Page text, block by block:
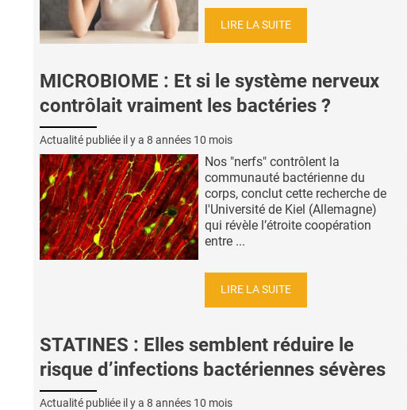
LIRE LA SUITE
MICROBIOME : Et si le système nerveux
contrôlait vraiment les bactéries ?
Actualité publiée il y a 8 années 10 mois
Nos "nerfs" contrôlent la
communauté bactérienne du
corps, conclut cette recherche de
l'Université de Kiel (Allemagne)
qui révèle l’étroite coopération
entre ...
LIRE LA SUITE
STATINES : Elles semblent réduire le
risque d’infections bactériennes sévères
Actualité publiée il y a 8 années 10 mois